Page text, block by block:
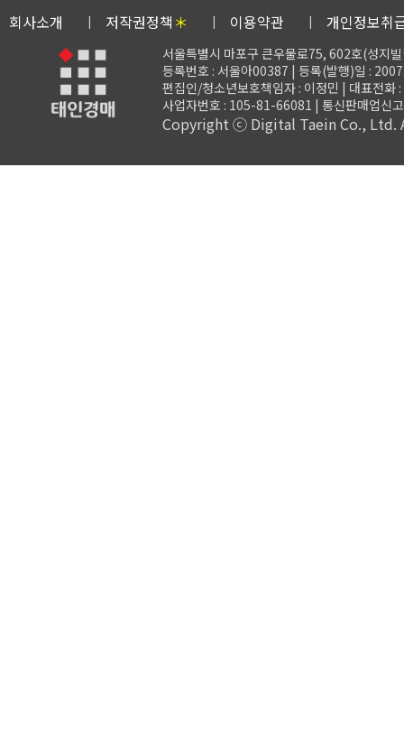
회사소개 저작권정책 ＊ 이용약관 개인정보취
서울특별시 마포구 큰우물로75, 602호(성지
등록번호 : 서울아00387 | 등록(발행)일 :
편집인/청소년보호책임자 : 이정민 | 대표전
사업자번호 : 105-81-66081 | 통신판매업
Copyright ⓒ Digital Taein Co., Ltd.